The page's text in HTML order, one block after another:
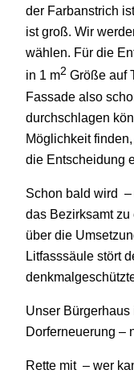
der Farbanstrich
ist groß. Wir
wählen. Für die
in 1 m2 Größe auf
Fassade also
durchschlagen
Möglichkeit
die Entscheidung
Schon bald wird –
das Bezirksamt
über die
Litfasssäule stört
Unser
Dorferneuerung –
Rette mit – wer